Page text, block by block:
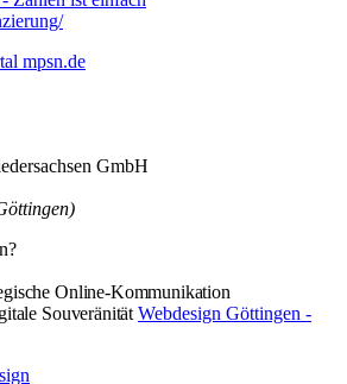
mpsn.de
GmbH
Online-Kommunikation
Souveränität Webdesign Göttingen -